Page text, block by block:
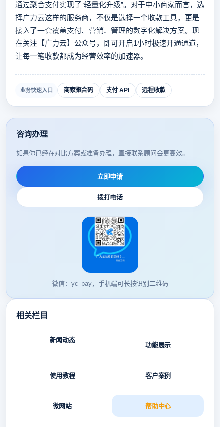
通过聚合支付实现了“轻量化升级”。对于中小商家而言，选
择广力云这样的服务商，不仅是选择一个收款工具，更是
接入了一套覆盖支付、营销、管理的数字化解决方案。现
在关注【广力云】公众号，即可开启1小时极速开通通道，
让每一笔收款都成为经营效率的加速器。
业务快速入口 商家聚合码 支付 API 远程收款
咨询办理
如果你已经在对比方案或准备办理，直接联系顾问会更高效。
立即申请
拨打电话
微信：yc_pay，手机端可长按识别二维码
相关栏目
新闻动态
功能展示
使用教程 客户案例
微网站 帮助中心